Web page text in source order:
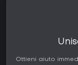
Ottieni aiuto